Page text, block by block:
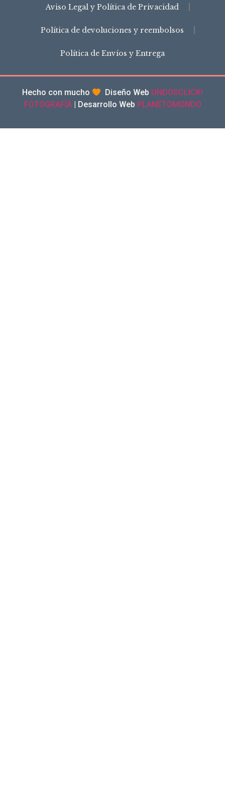
Aviso Legal y Política de Privacidad
Política de devoluciones y reembolsos
Política de Envíos y Entrega
Hecho con mucho Diseño Web UNDOSCLICK!
FOTOGRAFÍA| Desarrollo Web PLANETOMONDO